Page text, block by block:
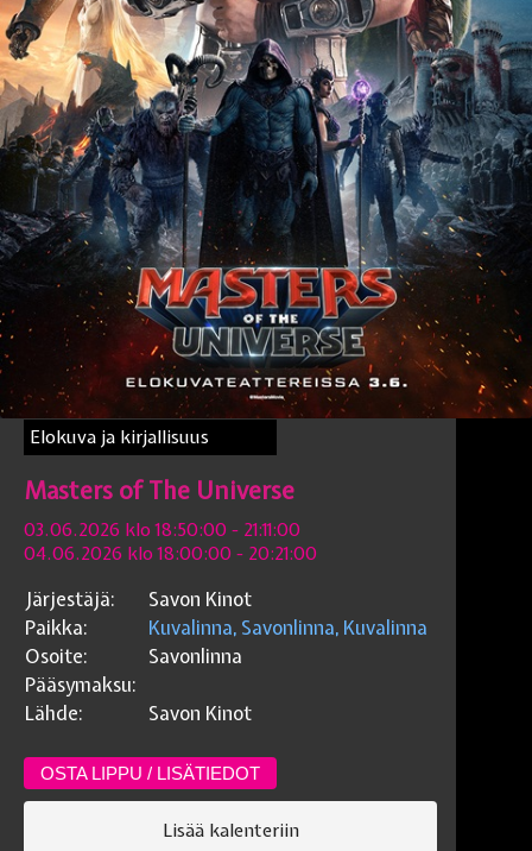
Elokuva ja kirjallisuus
Masters of The Universe
03.06.2026 klo 18:50:00 - 21:11:00
04.06.2026 klo 18:00:00 - 20:21:00
Järjestäjä:
Savon Kinot
Paikka:
Kuvalinna, Savonlinna, Kuvalinna
Osoite:
Savonlinna
Pääsymaksu:
Lähde:
Savon Kinot
OSTA LIPPU / LISÄTIEDOT
Lisää kalenteriin